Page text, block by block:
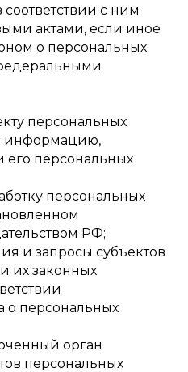
с ним
актами, если иное
о персональных
персональных
информацию,
его персональных
персональных
РФ;
и запросы субъектов
их законных
о персональных
орган
персональных